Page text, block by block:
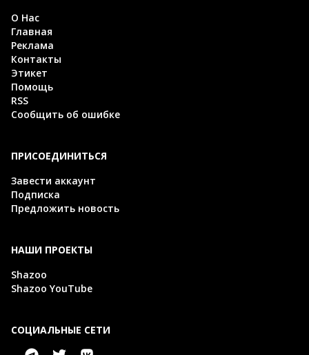
О Нас
Главная
Реклама
Контакты
Этикет
Помощь
RSS
Сообщить об ошибке
ПРИСОЕДИНИТЬСЯ
Завести аккаунт
Подписка
Предложить новость
НАШИ ПРОЕКТЫ
Shazoo
Shazoo YouTube
СОЦИАЛЬНЫЕ СЕТИ